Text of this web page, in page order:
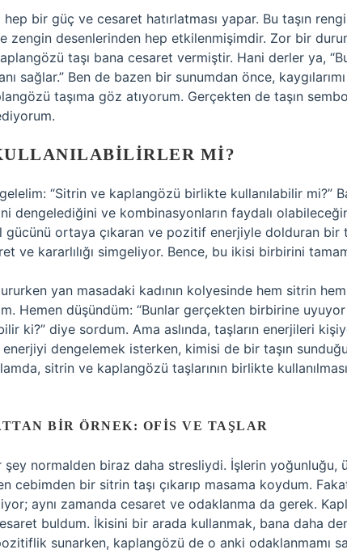
bir güç ve cesaret hatırlatması yapar. Bu taşın
zengin desenlerinden hep etkilenmişimdir. Zor bir
taşı bana cesaret vermiştir. Hani derler ya,
sağlar.” Ben de bazen bir sunumdan önce,
taşıma göz atıyorum. Gerçekten de taşın
MI?
“Sitrin ve kaplangözü birlikte kullanılabilir mi?”
dengelediğini ve kombinasyonların faydalı
gücünü ortaya çıkaran ve pozitif enerjiyle dolduran
ve kararlılığı simgeliyor. Bence, bu ikisi birbirini
yan masadaki kadının kolyesinde hem sitrin
Hemen düşündüm: “Bunlar gerçekten birbirine uyuyor
ki?” diye sordum. Ama aslında, taşların enerjileri
dengelemek isterken, kimisi de bir taşın
sitrin ve kaplangözü taşlarının birlikte
BIR ÖRNEK: OFIS VE TAŞLAR
normalden biraz daha stresliydi. İşlerin yoğunluğu,
cebimden bir sitrin taşı çıkarıp masama koydum.
aynı zamanda cesaret ve odaklanma da gerek.
buldum. İkisini bir arada kullanmak, bana daha
sunarken, kaplangözü de o anki odaklanmamı